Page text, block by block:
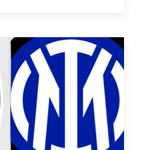
2-
perde